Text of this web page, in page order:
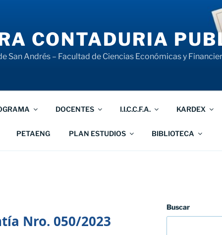
CONTADURIA
San Andrés – Facultad de Ciencias Económicas y
DOCENTES I.I.C.C.F.A. KARDEX
PETAENG PLAN ESTUDIOS BIBLIOTECA
Nro. 050/2023
Buscar